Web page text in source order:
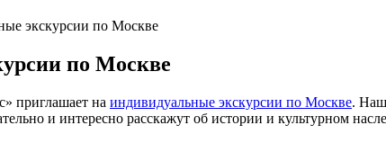
экскурсии по Москве
по Москве
приглашает на индивидуальные экскурсии по Москве.
и интересно расскажут об истории и культурном